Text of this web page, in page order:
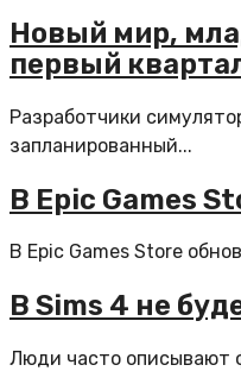
Новый мир,
первый
Разработчики
запланированный...
В Epic Games
В Epic Games Store
В Sims 4 не
Люди часто описывают